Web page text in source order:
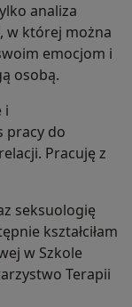
analiza
w której można
emocjom i
osobą.
i
pracy do
Pracuję z
seksuologię
kształciłam
w Szkole
Terapii